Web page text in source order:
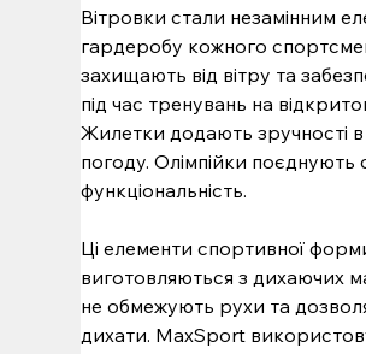
Вітровки стали незамінним
гардеробу кожного
захищають від вітру та
під час тренувань на
Жилетки додають зручності
погоду. Олімпійки поєднують
функціональність.
Ці елементи спортивної
виготовляються з дихаючих
не обмежують рухи та
дихати. MaxSport